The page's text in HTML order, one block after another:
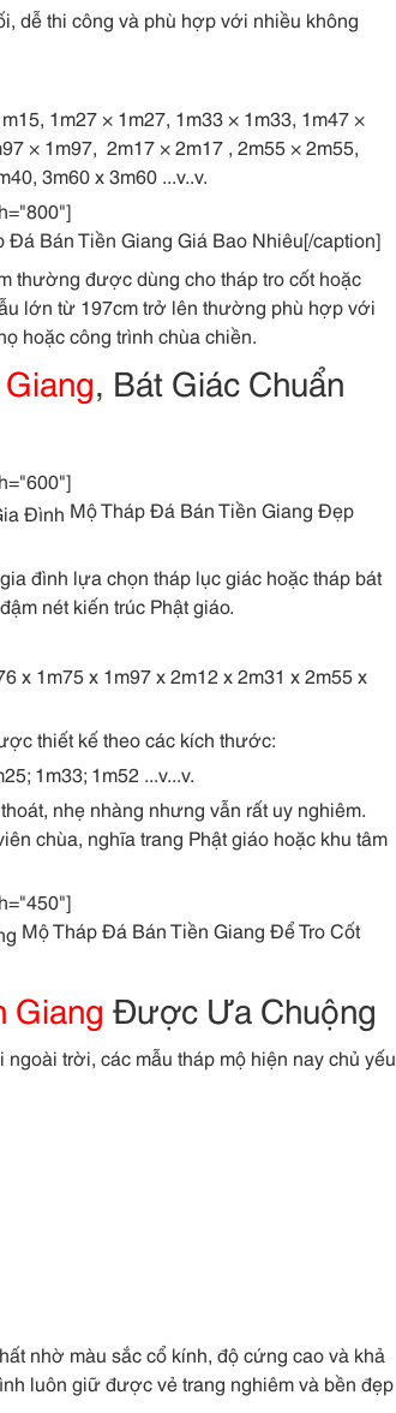
dễ thi công và phù hợp với nhiều không
1m27 × 1m27, 1m33 × 1m33, 1m47 ×
× 1m97, 2m17 × 2m17 , 2m55 × 2m55,
3m60 x 3m60 ...v..v.
Đá Bán Tiền Giang Giá Bao Nhiêu[/caption]
thường được dùng cho tháp tro cốt hoặc
lớn từ 197cm trở lên thường phù hợp với
hoặc công trình chùa chiền.
, Bát Giác Chuẩn
Mộ Tháp Đá Bán Tiền Giang Đẹp
đình lựa chọn tháp lục giác hoặc tháp bát
nét kiến trúc Phật giáo.
x 1m75 x 1m97 x 2m12 x 2m31 x 2m55 x
thiết kế theo các kích thước:
1m33; 1m52 ...v...v.
nhẹ nhàng nhưng vẫn rất uy nghiêm.
chùa, nghĩa trang Phật giáo hoặc khu tâm
Mộ Tháp Đá Bán Tiền Giang Để Tro Cốt
Giang Được Ưa Chuộng
trời, các mẫu tháp mộ hiện nay chủ yếu
nhờ màu sắc cổ kính, độ cứng cao và khả
luôn giữ được vẻ trang nghiêm và bền đẹp